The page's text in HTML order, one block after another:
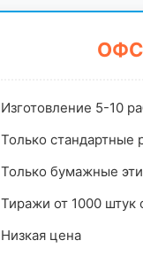
Изготовление 5-10
Только стандартные
Только бумажные
Тиражи от 1000 штук
Низкая цена